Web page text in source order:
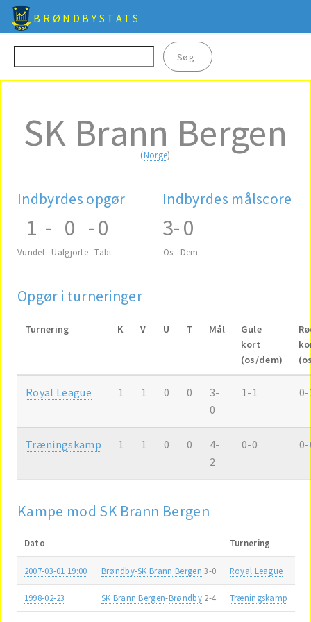
BRØNDBYSTATS
SK Brann Bergen
(Norge)
Indbyrdes opgør
1
Vundet
- 0
Uafgjorte
-0
Tabt
Indbyrdes målscore
3
Os
-0
Dem
Opgør i turneringer
Turnering K V U T Mål
Gule
kort
(os/dem)
Royal League 1 1 0 0
3-
0
1-1
Træningskamp 1 1 0 0
4-
2
0-0
Kampe mod SK Brann Bergen
Dato Turnering
2007-03-01 19:00 Brøndby-SK Brann Bergen 3-0 Royal League
1998-02-23 SK Brann Bergen-Brøndby2-4 Træningskamp